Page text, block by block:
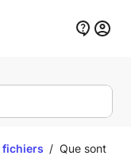
fichiers / Que sont